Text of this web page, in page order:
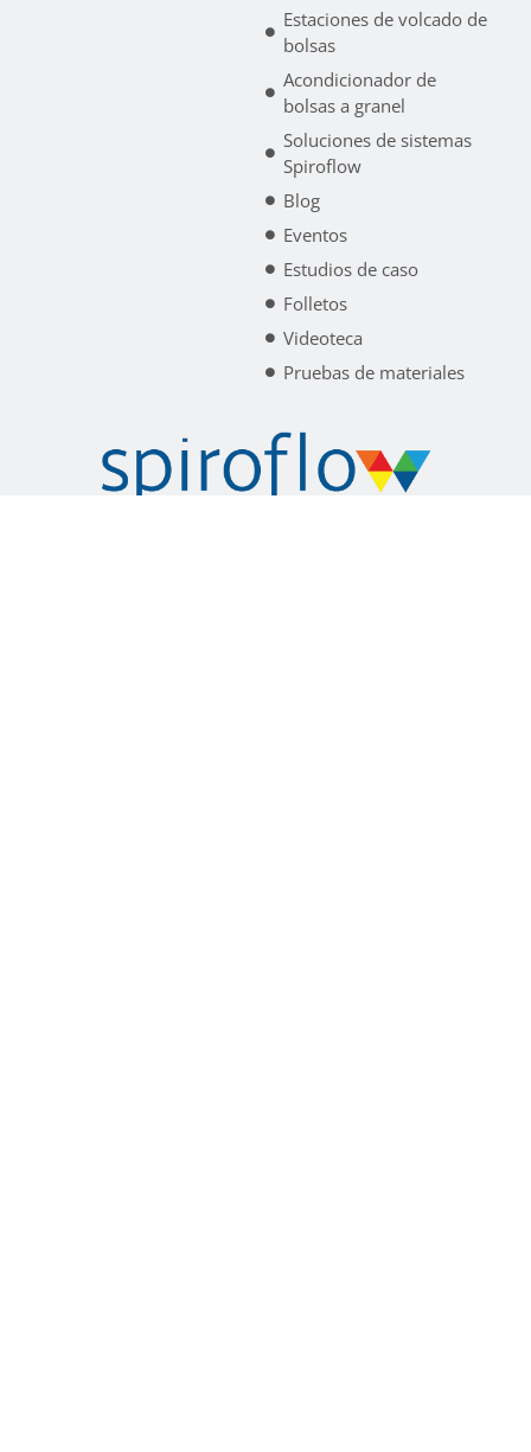
Estaciones de volcado de
bolsas
Acondicionador de
bolsas a granel
Soluciones de sistemas
Spiroflow
Blog
Eventos
Estudios de caso
Folletos
Videoteca
Pruebas de materiales